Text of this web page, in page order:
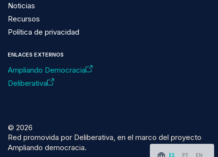
ES PT EN
Noticias
Recursos
Política de privacidad
ENLACES EXTERNOS
Ampliando Democracia
Deliberativa
© 2026
Red promovida por Deliberativa, en el marco del proyecto
Ampliando democracia.